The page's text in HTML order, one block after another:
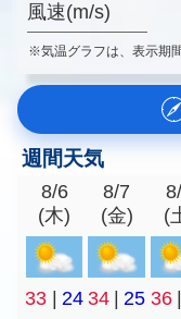
風速(m/s)
※気温グラフは、表示期
週間天気
8/6
(木)
8/7
(金)
(
33 24 34 25 36